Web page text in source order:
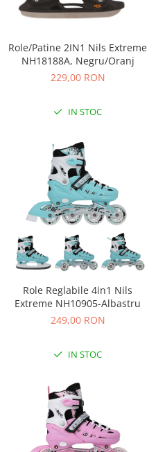
Scaune de biciclete copii
Trotinete copii si adulti
Masinute si motociclete electrice
Calut Balansoar
Centre de joaca
Corturi de joaca
Covorase de joaca
Hamac pentru copii
Leagane / Balansoare / Sezlonguri
Trambuline copii
Jucarii pentru copii
Masute de joaca copii
Carucioare papusi
Instrumente muzicale copii
Jocuri Puzzle
Jucarii cu telecomanda
Role/Patine 2IN1 Nils Extreme
NH18188A, Negru/Oranj
229,00 RON
IN STOC
Role Reglabile 4in1 Nils
Extreme NH10905-Albastru
249,00 RON
IN STOC